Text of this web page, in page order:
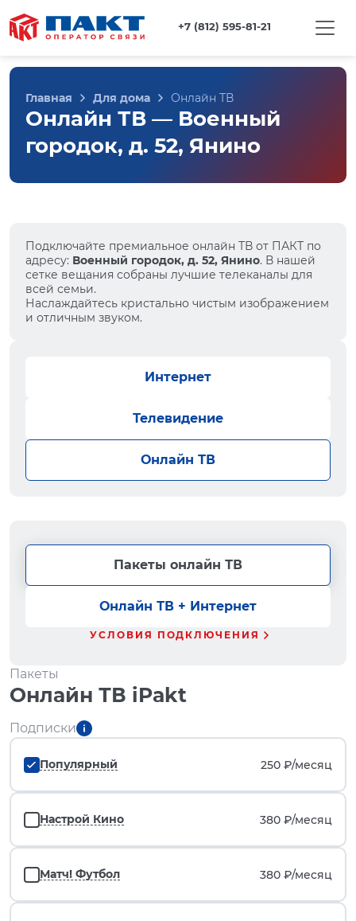
+7 (812) 595-81-21
Главная Для дома Онлайн ТВ
Онлайн ТВ — Военный
городок, д. 52, Янино
Подключайте премиальное онлайн ТВ от ПАКТ по
адресу: Военный городок, д. 52, Янино. В нашей
сетке вещания собраны лучшие телеканалы для
всей семьи.
Наслаждайтесь кристально чистым изображением
и отличным звуком.
Интернет
Телевидение
Онлайн ТВ
Пакеты онлайн ТВ
Онлайн ТВ + Интернет
УСЛОВИЯ ПОДКЛЮЧЕНИЯ
Пакеты
Онлайн ТВ iPakt
Подписки
Популярный 250 ₽/месяц
Настрой Кино 380 ₽/месяц
Матч! Футбол 380 ₽/месяц